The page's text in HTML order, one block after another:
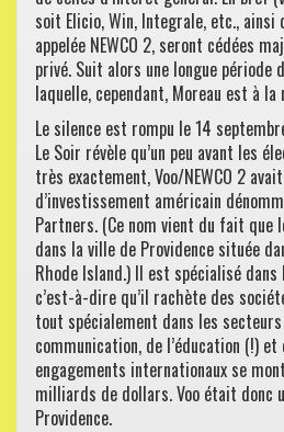
soit Elicio, Win, Integrale, etc., ainsi
appelée NEWCO 2, seront cédées
privé. Suit alors une longue période
laquelle, cependant, Moreau est à
Le silence est rompu le 14
Le Soir révèle qu’un peu avant les
très exactement, Voo/NEWCO 2
d’investissement américain
Partners. (Ce nom vient du fait que
dans la ville de Providence située
Rhode Island.) Il est spécialisé
c’est-à-dire qu’il rachète des
tout spécialement dans les
communication, de l’éducation (!)
engagements internationaux se
milliards de dollars. Voo était donc
Providence.